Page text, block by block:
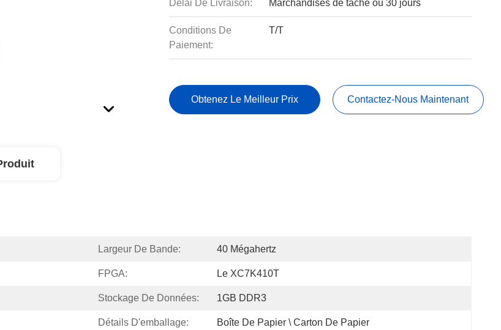
Délai De Livraison: Marchandises de tache ou 30 jours
Conditions De
Paiement:
T/T
Obtenez Le Meilleur Prix Contactez-Nous Maintenant
Largeur De Bande: 40 Mégahertz
FPGA: Le XC7K410T
Stockage De Données: 1GB DDR3
Détails D'emballage: Boîte De Papier \ Carton De Papier